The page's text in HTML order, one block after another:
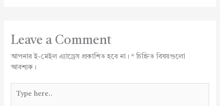
Leave a Comment
আপনার ই-মেইল এ্যাড্রেস প্রকাশিত হবে না। *চিহ্নিত বিষয়গুলো
আবশ্যক।
here..